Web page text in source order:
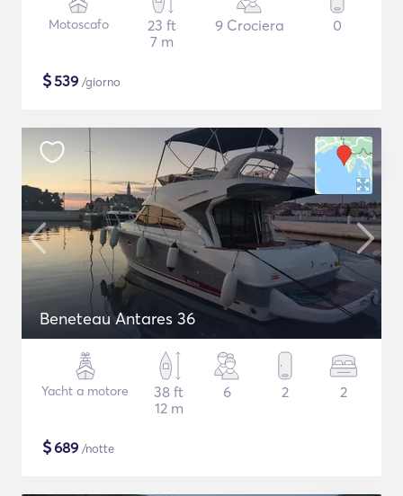
Motoscafo
23 ft
7 m
9 Crociera 0
$539 /giorno
Beneteau Antares 36
Yacht a motore
38 ft
12 m
6 2 2
$689 /notte